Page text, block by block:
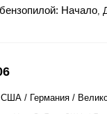
Начало,
/ Германия /